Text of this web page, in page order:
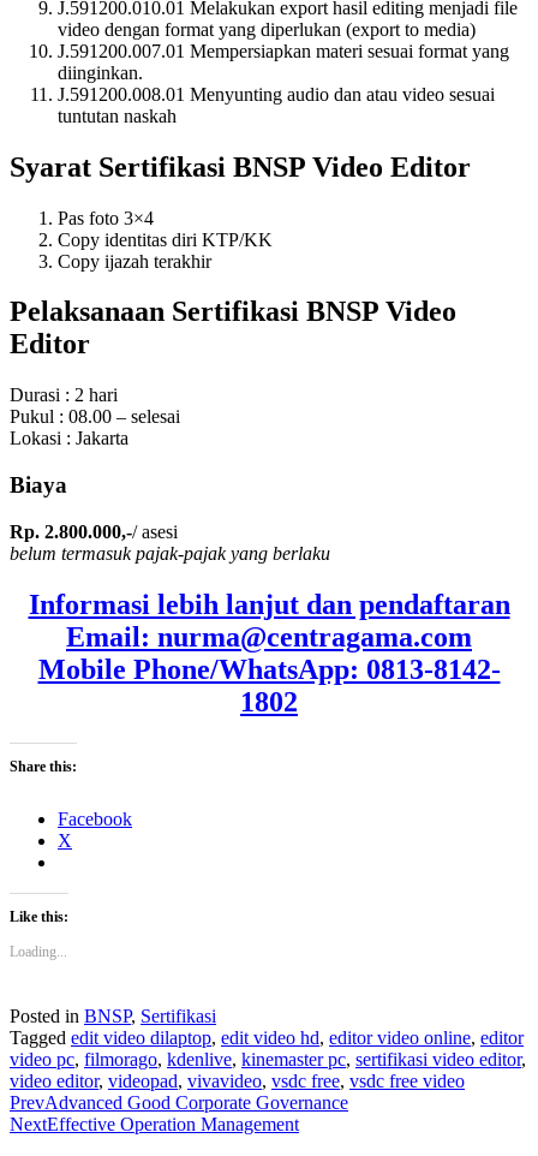
J.591200.010.01 Melakukan export hasil editing menjadi file
video dengan format yang diperlukan (export to media)
J.591200.007.01 Mempersiapkan materi sesuai format yang
diinginkan.
J.591200.008.01 Menyunting audio dan atau video sesuai
tuntutan naskah
Syarat Sertifikasi BNSP Video Editor
Pas foto 3×4
Copy identitas diri KTP/KK
Copy ijazah terakhir
Pelaksanaan Sertifikasi BNSP Video
Editor
Durasi : 2 hari
Pukul : 08.00 – selesai
Lokasi : Jakarta
Biaya
Rp. 2.800.000,-/ asesi
belum termasuk pajak-pajak yang berlaku
Informasi lebih lanjut dan pendaftaran
Email: nurma@centragama.com
Mobile Phone/WhatsApp: 0813-8142-
1802
Share this:
Facebook
X
Like this:
Loading...
Posted in BNSP, Sertifikasi
Tagged edit video dilaptop, edit video hd, editor video online, editor
video pc, filmorago, kdenlive, kinemaster pc, sertifikasi video editor,
video editor, videopad, vivavideo, vsdc free, vsdc free video
PrevAdvanced Good Corporate Governance
NextEffective Operation Management